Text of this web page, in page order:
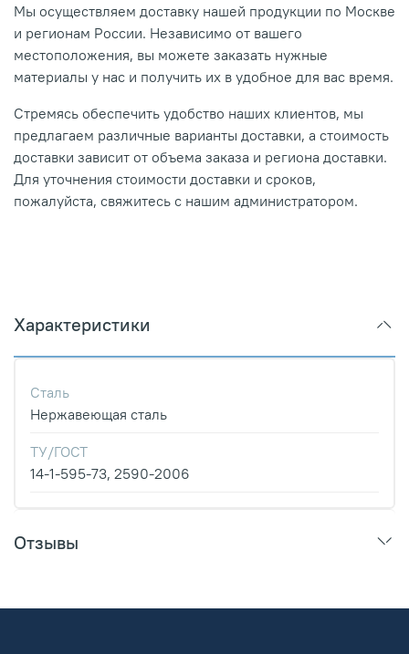
Мы осуществляем доставку нашей продукции по Москве
и регионам России. Независимо от вашего
местоположения, вы можете заказать нужные
материалы у нас и получить их в удобное для вас время.
Стремясь обеспечить удобство наших клиентов, мы
предлагаем различные варианты доставки, а стоимость
доставки зависит от объема заказа и региона доставки.
Для уточнения стоимости доставки и сроков,
пожалуйста, свяжитесь с нашим администратором.
Характеристики
Сталь
Нержавеющая сталь
ТУ/ГОСТ
14-1-595-73, 2590-2006
Отзывы